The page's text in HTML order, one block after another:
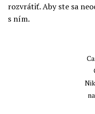
rozvrátiť. Aby ste sa
s ním.